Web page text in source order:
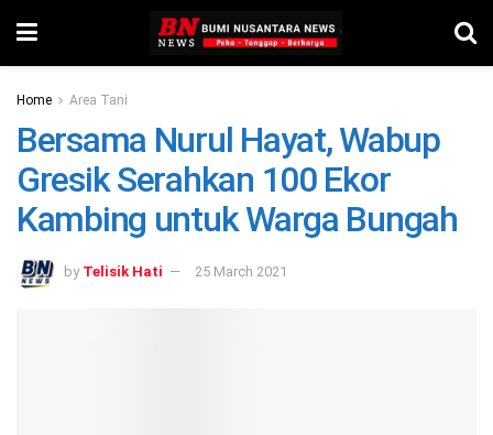
Home Area Tani
Bersama Nurul Hayat, Wabup
Gresik Serahkan 100 Ekor
Kambing untuk Warga Bungah
by Telisik Hati 25 March 2021